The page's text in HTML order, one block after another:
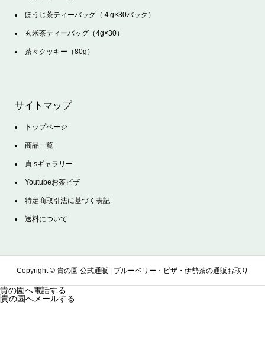
ほうじ茶ティーバッグ（４g×30バック）
玄米茶ティーバッグ（4g×30）
茶々クッキー（80g）
サイトマップ
トップページ
商品一覧
貞’sギャラリー
Youtubeお茶ピザ
特定商取引法に基づく表記
送料について
Copyright © 貴の園 公式通販 | ブルーベリー・ピザ・伊勢茶の通販お取り
貴の園へ電話する
貴の園へメールする